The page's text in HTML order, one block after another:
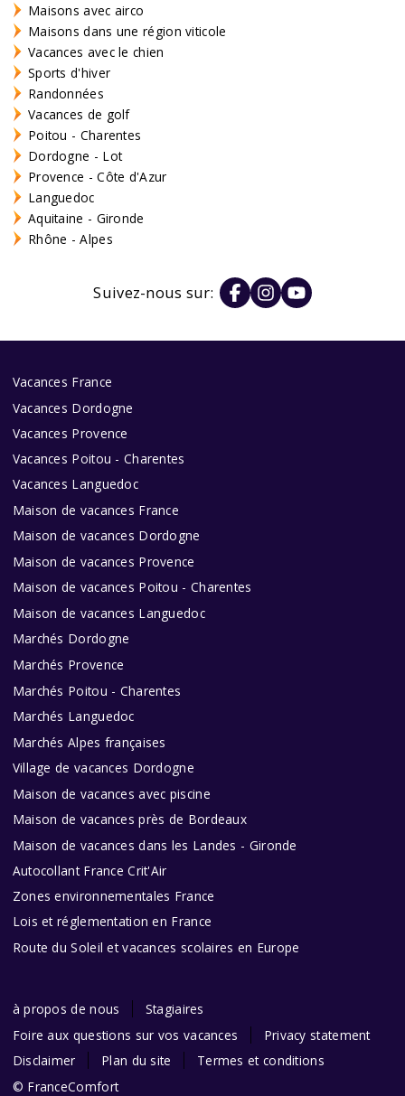
Maisons avec airco
Maisons dans une région viticole
Vacances avec le chien
Sports d'hiver
Randonnées
Vacances de golf
Poitou - Charentes
Dordogne - Lot
Provence - Côte d'Azur
Languedoc
Aquitaine - Gironde
Rhône - Alpes
Suivez-nous sur:
Vacances France
Vacances Dordogne
Vacances Provence
Vacances Poitou - Charentes
Vacances Languedoc
Maison de vacances France
Maison de vacances Dordogne
Maison de vacances Provence
Maison de vacances Poitou - Charentes
Maison de vacances Languedoc
Marchés Dordogne
Marchés Provence
Marchés Poitou - Charentes
Marchés Languedoc
Marchés Alpes françaises
Village de vacances Dordogne
Maison de vacances avec piscine
Maison de vacances près de Bordeaux
Maison de vacances dans les Landes - Gironde
Autocollant France Crit'Air
Zones environnementales France
Lois et réglementation en France
Route du Soleil et vacances scolaires en Europe
à propos de nous
Stagiaires
Foire aux questions sur vos vacances
Privacy statement
Disclaimer
Plan du site
Termes et conditions
© FranceComfort